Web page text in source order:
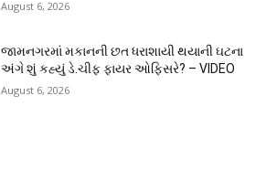
August 6, 2026
જામનગરમાં મકાનની છત ધરાશાયી થયાની ઘટના
અંગે શું કહ્યું ડે.ચીફ ફાયર ઓફિસરે? – VIDEO
August 6, 2026